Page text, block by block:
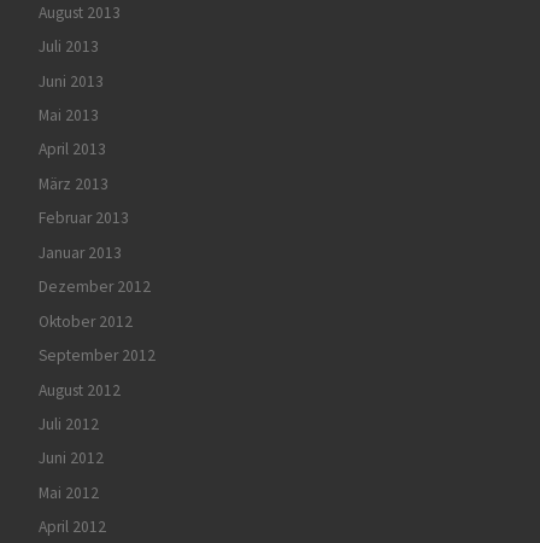
August 2013
Juli 2013
Juni 2013
Mai 2013
April 2013
März 2013
Februar 2013
Januar 2013
Dezember 2012
Oktober 2012
September 2012
August 2012
Juli 2012
Juni 2012
Mai 2012
April 2012